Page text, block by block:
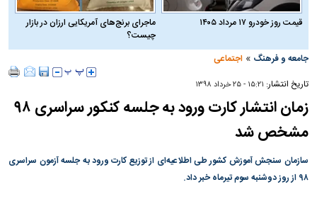
قیمت روز خودرو ۱۷ مرداد ۱۴۰۵
ماجرای برنج‌های آمریکایی ارزان در بازار
چیست؟
جامعه و فرهنگ »اجتماعی
تاریخ انتشار: ۱۵:۲۱ - ۲۵ خرداد ۱۳۹۸
زمان انتشار کارت ورود به جلسه کنکور سراسری ۹۸
مشخص شد
سازمان سنجش آموزش کشور طی اطلاعیه‌ای از توزیع کارت ورود به جلسه آزمون سراسری
۹۸ از روز دوشنبه سوم تیرماه خبر داد.